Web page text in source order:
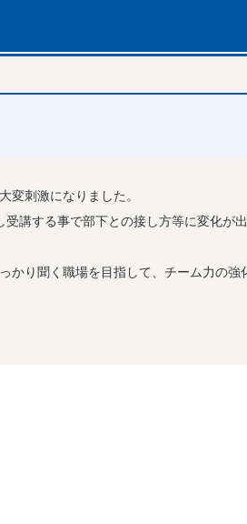
刺激になりました。
講する事で部下との接し方等に変化が
り聞く職場を目指して、チーム力の強